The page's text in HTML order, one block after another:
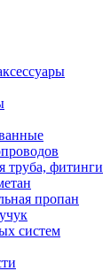
труба, фитинги
пропан
систем